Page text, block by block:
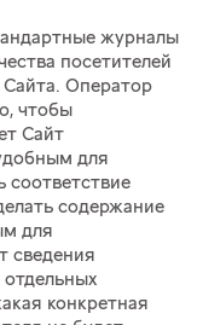
журналы
посетителей
Сайта. Оператор
чтобы
Сайт
для
соответствие
содержание
для
сведения
конкретная